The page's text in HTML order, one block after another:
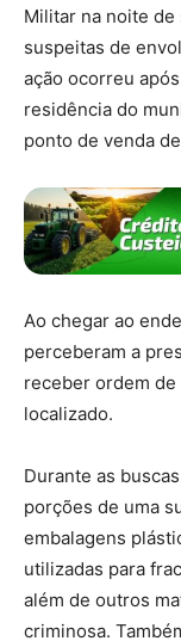
Militar na noite de
suspeitas de
ação ocorreu
residência do
ponto de venda
Ao chegar ao
perceberam a
receber ordem de
localizado.
Durante as
porções de uma
embalagens
utilizadas para
além de outros
criminosa.